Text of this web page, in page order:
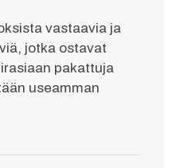
vastaavia ja
jotka ostavat
pakattuja
useamman